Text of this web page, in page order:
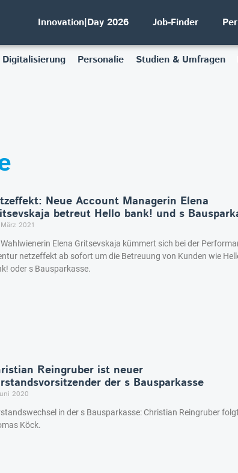
Innovation|Day 2026 Job-Finder
Digitalisierung Personalie Studien & Umfragen
Neue Account Managerin Elena
betreut Hello bank! und s
2021
Wahlwienerin Elena Gritsevskaja kümmert sich bei der
netzeffekt ab sofort um die Betreuung von Kunden wie
oder s Bausparkasse.
Reingruber ist neuer
der s Bausparkasse
2020
in der s Bausparkasse: Christian Reingruber
Köck.